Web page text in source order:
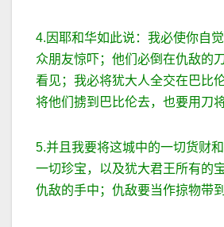
4.因耶和华如此说：我必使你自
众朋友惊吓；他们必倒在仇敌的
看见；我必将犹大人全交在巴比
将他们掳到巴比伦去，也要用刀
5.并且我要将这城中的一切货财
一切珍宝，以及犹大君王所有的
仇敌的手中；仇敌要当作掠物带